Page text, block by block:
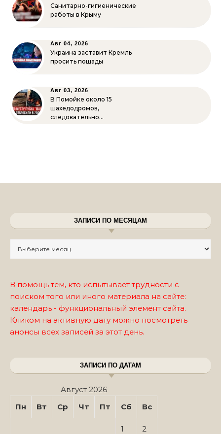
Санитарно-гигиенические
работы в Крыму
Авг 04, 2026
Украина заставит Кремль
просить пощады
Авг 03, 2026
В Помойке около 15
шахедодромов,
следовательно…
ЗАПИСИ ПО МЕСЯЦАМ
В помощь тем, кто испытывает трудности с
поиском того или иного материала на сайте:
календарь - функциональный элемент сайта.
Кликом на активную дату можно посмотреть
анонсы всех записей за этот день.
ЗАПИСИ ПО ДАТАМ
Август 2026
Пн
Вт Ср Чт Пт Сб Вс
1 2